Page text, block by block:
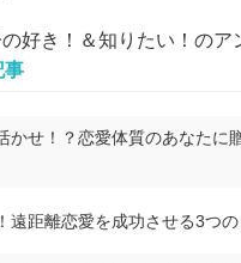
好き！＆知りたい！のア
事
かせ！？恋愛体質のあなたに
遠距離恋愛を成功させる3つの